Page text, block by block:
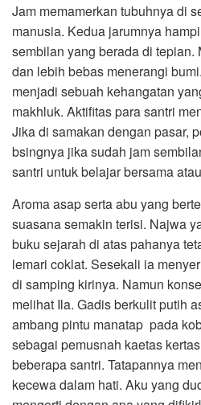
Jam memamerkan tubuhnya di
manusia. Kedua jarumnya
sembilan yang berada di tepian.
dan lebih bebas menerangi
menjadi sebuah kehangatan
makhluk. Aktifitas para santri
Jika di samakan dengan pasar,
bsingnya jika sudah jam
santri untuk belajar bersama
Aroma asap serta abu yang
suasana semakin terisi. Najwa
buku sejarah di atas pahanya
lemari coklat. Sesekali ia
di samping kirinya. Namun
melihat Ila. Gadis berkulit putih
ambang pintu manatap pada
sebagai pemusnah kaetas
beberapa santri. Tatapannya
kecewa dalam hati. Aku yang